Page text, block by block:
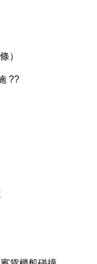
）
??